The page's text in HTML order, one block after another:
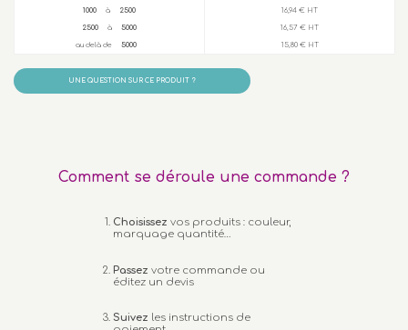
1000 à 2500 16,94 € HT
2500 à 5000 16,57 € HT
au delà de 5000 15,80 € HT
UNE QUESTION SUR CE PRODUIT ?
Comment se déroule une commande ?
Choisissez vos produits : couleur,
marquage quantité…
Passez votre commande ou
éditez un devis
Suivez les instructions de